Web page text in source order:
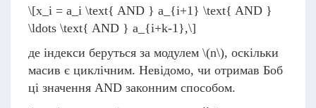
\[x_i = a_i \text{ AND } a_{i+1} \text{ AND }
\ldots \text{ AND } a_{i+k-1},\]
де індекси беруться за модулем \(n\), оскільки
масив є циклічним. Невідомо, чи отримав Боб
ці значення AND законним способом.